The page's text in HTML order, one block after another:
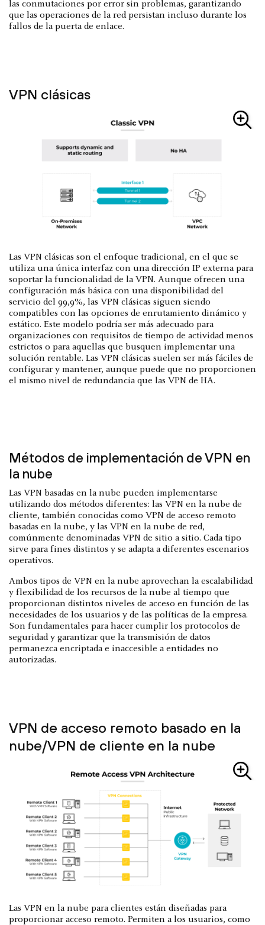
las conmutaciones por error sin problemas, garantizando
que las operaciones de la red persistan incluso durante los
fallos de la puerta de enlace.
VPN clásicas
Las VPN clásicas son el enfoque tradicional, en el que se
utiliza una única interfaz con una dirección IP externa para
soportar la funcionalidad de la VPN. Aunque ofrecen una
configuración más básica con una disponibilidad del
servicio del 99,9%, las VPN clásicas siguen siendo
compatibles con las opciones de enrutamiento dinámico y
estático. Este modelo podría ser más adecuado para
organizaciones con requisitos de tiempo de actividad menos
estrictos o para aquellas que busquen implementar una
solución rentable. Las VPN clásicas suelen ser más fáciles de
configurar y mantener, aunque puede que no proporcionen
el mismo nivel de redundancia que las VPN de HA.
Métodos de implementación de VPN en
la nube
Las VPN basadas en la nube pueden implementarse
utilizando dos métodos diferentes: las VPN en la nube de
cliente, también conocidas como VPN de acceso remoto
basadas en la nube, y las VPN en la nube de red,
comúnmente denominadas VPN de sitio a sitio. Cada tipo
sirve para fines distintos y se adapta a diferentes escenarios
operativos.
Ambos tipos de VPN en la nube aprovechan la escalabilidad
y flexibilidad de los recursos de la nube al tiempo que
proporcionan distintos niveles de acceso en función de las
necesidades de los usuarios y de las políticas de la empresa.
Son fundamentales para hacer cumplir los protocolos de
seguridad y garantizar que la transmisión de datos
permanezca encriptada e inaccesible a entidades no
autorizadas.
VPN de acceso remoto basado en la
nube/VPN de cliente en la nube
Las VPN en la nube para clientes están diseñadas para
proporcionar acceso remoto. Permiten a los usuarios, como